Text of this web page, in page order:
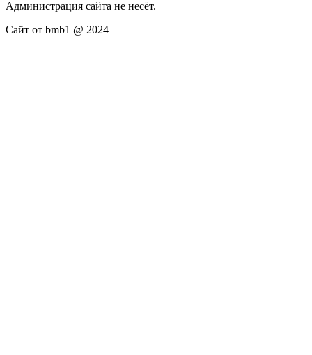
Администрация сайта не несёт.
Сайт от bmb1 @ 2024